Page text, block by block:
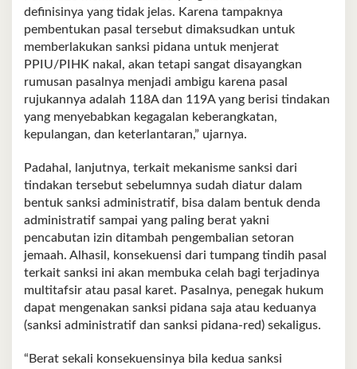
definisinya yang tidak jelas. Karena tampaknya
pembentukan pasal tersebut dimaksudkan untuk
memberlakukan sanksi pidana untuk menjerat
PPIU/PIHK nakal, akan tetapi sangat disayangkan
rumusan pasalnya menjadi ambigu karena pasal
rujukannya adalah 118A dan 119A yang berisi tindakan
yang menyebabkan kegagalan keberangkatan,
kepulangan, dan keterlantaran,” ujarnya.
Padahal, lanjutnya, terkait mekanisme sanksi dari
tindakan tersebut sebelumnya sudah diatur dalam
bentuk sanksi administratif, bisa dalam bentuk denda
administratif sampai yang paling berat yakni
pencabutan izin ditambah pengembalian setoran
jemaah. Alhasil, konsekuensi dari tumpang tindih pasal
terkait sanksi ini akan membuka celah bagi terjadinya
multitafsir atau pasal karet. Pasalnya, penegak hukum
dapat mengenakan sanksi pidana saja atau keduanya
(sanksi administratif dan sanksi pidana-red) sekaligus.
“Berat sekali konsekuensinya bila kedua sanksi